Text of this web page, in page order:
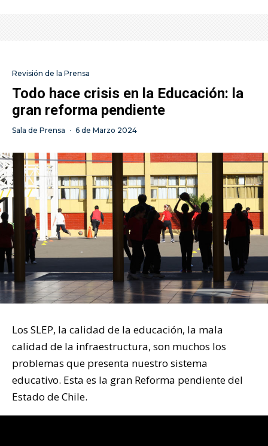
Revisión de la Prensa
Todo hace crisis en la Educación: la
gran reforma pendiente
Sala de Prensa · 6 de Marzo 2024
Los SLEP, la calidad de la educación, la mala
calidad de la infraestructura, son muchos los
problemas que presenta nuestro sistema
educativo. Esta es la gran Reforma pendiente del
Estado de Chile.